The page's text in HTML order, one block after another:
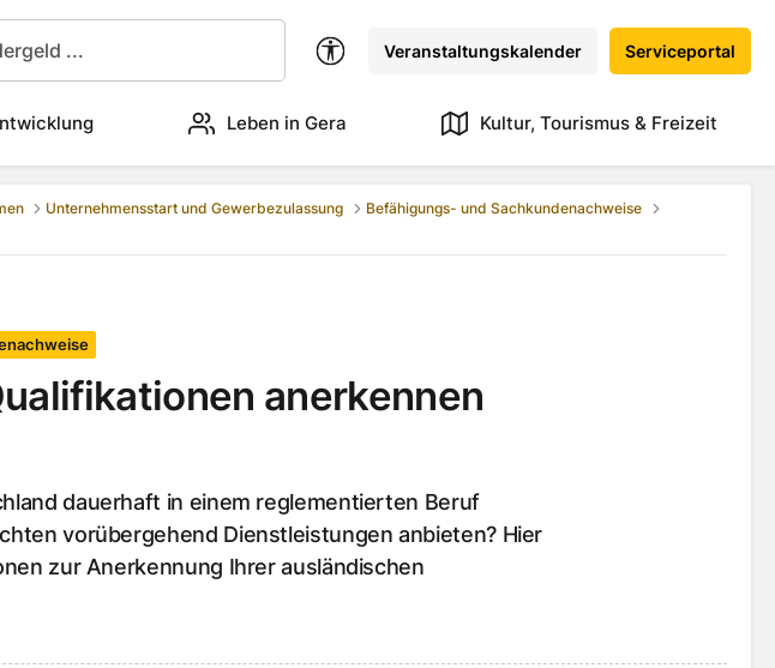
Veranstaltungskalender Serviceportal
Leben in Gera Kultur, Tourismus & Freizeit
Unternehmensstart und Gewerbezulassung
Befähigungs- und Sachkundenachweise
anerkennen
dauerhaft in einem reglementierten Beruf
vorübergehend Dienstleistungen anbieten? Hier
zur Anerkennung Ihrer ausländischen